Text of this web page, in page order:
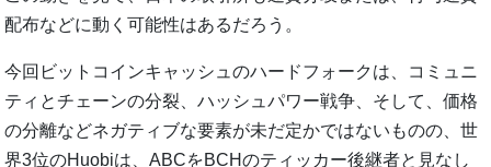
配布などに動く可能性はあるだろう。
今回ビットコインキャッシュのハードフォークは、コミュニ
ティとチェーンの分裂、ハッシュパワー戦争、そして、価格
の分離などネガティブな要素が未だ定かではないものの、世
界3位のHuobiは、ABCをBCHのティッカー後継者と見なし